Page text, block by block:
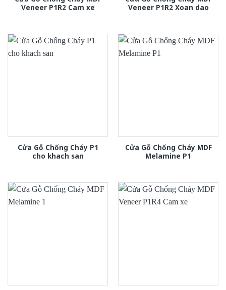
Veneer P1R2 Cam xe
Veneer P1R2 Xoan dao
Cửa Gỗ Chống Cháy P1
cho khach san
Cửa Gỗ Chống Cháy MDF
Melamine P1